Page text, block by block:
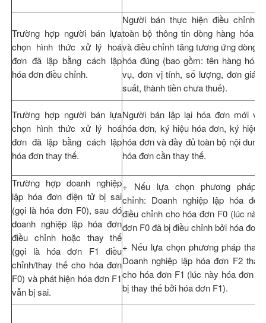
Trường hợp người bán lựa
chọn hình thức xử lý hoá
đơn đã lập bằng cách lập
hóa đơn điều chỉnh.
Người bán thực hiện điều chỉnh
toàn bộ thông tin dòng hàng hóa
và điều chỉnh tăng tương ứng dòng
hóa đúng (bao gồm: tên hàng hóa
vụ, đơn vị tính, số lượng, đơn giá,
suất, thành tiền chưa thuế).
Trường hợp người bán lựa
chọn hình thức xử lý hoá
đơn đã lập bằng cách lập
hóa đơn thay thế.
Người bán lập lại hóa đơn mới
hóa đơn, ký hiệu hóa đơn, ký hiệu
hóa đơn và đầy đủ toàn bộ nội dung
hóa đơn cần thay thế.
Trường hợp doanh nghiệp
lập hóa đơn điện tử bị sai
(gọi là hóa đơn F0), sau đó
doanh nghiệp lập hóa đơn
điều chỉnh hoặc thay thế
(gọi là hóa đơn F1 điều
chỉnh/thay thế cho hóa đơn
F0) và phát hiện hóa đơn F1
vẫn bị sai.
+ Nếu lựa chọn phương pháp
chỉnh: Doanh nghiệp lập hóa
điều chỉnh cho hóa đơn F0 (lúc này
đơn F0 đã bị điều chỉnh bởi hóa đơn
+ Nếu lựa chọn phương pháp thay
Doanh nghiệp lập hóa đơn F2 thay
cho hóa đơn F1 (lúc này hóa đơn
bị thay thế bởi hóa đơn F1).